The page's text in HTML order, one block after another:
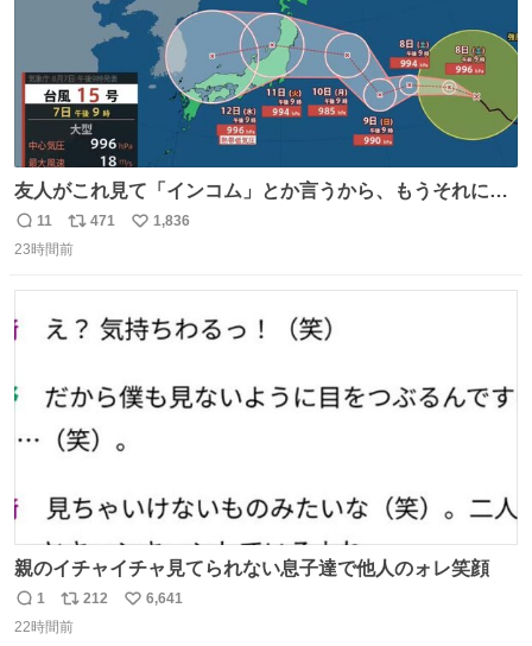
友人がこれ見て「インコム」とか言うから、もうそれにし
か見えなくなっちゃった。
返
信
11
リ
ポ
数
471
い
1,836
23時間前
親のイチャイチャ見てられない息子達で他人のォレ笑顔
返
信
1
リ
ポ
212
い
6,641
22時間前